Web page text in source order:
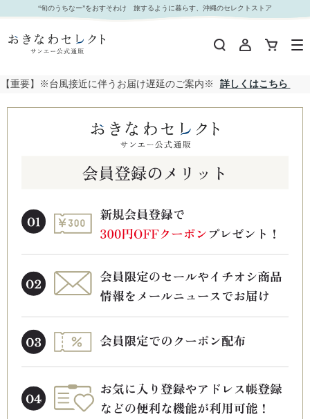
“旬のうちなー”をおすそわけ 旅するように暮らす、沖縄のセレクトストア
【重要】※台風接近に伴うお届け遅延のご案内※ 詳しくはこちら